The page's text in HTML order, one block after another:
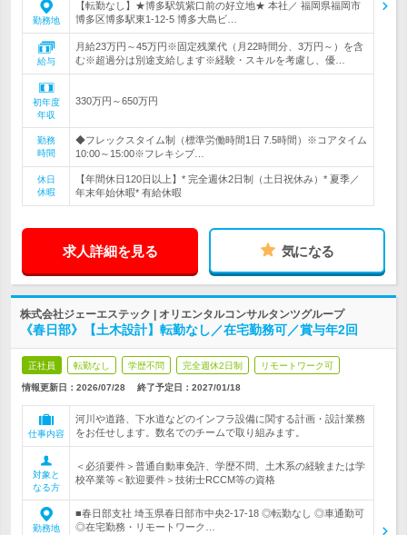
勤務地
【転勤なし】★博多駅筑紫口前の好立地★ 本社／ 福岡県福岡市
博多区博多駅東1-12-5 博多大島ビ…
給与
月給23万円～45万円※固定残業代（月22時間分、3万円～）を含
む※超過分は別途支給します※経験・スキルを考慮し、優…
初年度
年収
330万円～650万円
勤務
時間
◆フレックスタイム制（標準労働時間1日 7.5時間）※コアタイム
10:00～15:00※フレキシブ…
休日
休暇
【年間休日120日以上】* 完全週休2日制（土日祝休み）* 夏季／
年末年始休暇* 有給休暇
求人詳細を見る 気になる
株式会社ジェーエステック | オリエンタルコンサルタンツグループ
《春日部》【土木設計】転勤なし／在宅勤務可／賞与年2回
正社員 転勤なし 学歴不問 完全週休2日制 リモートワーク可
情報更新日：2026/07/28 終了予定日： 2027/01/18
仕事内容
河川や道路、下水道などのインフラ設備に関する計画・設計業務
をお任せします。数名でのチームで取り組みます。
対象と
なる方
＜必須要件＞普通自動車免許、学歴不問、土木系の経験または学
校卒業等＜歓迎要件＞技術士RCCM等の資格
勤務地
■春日部支社 埼玉県春日部市中央2-17-18 ◎転勤なし ◎車通勤可
◎在宅勤務・リモートワーク…